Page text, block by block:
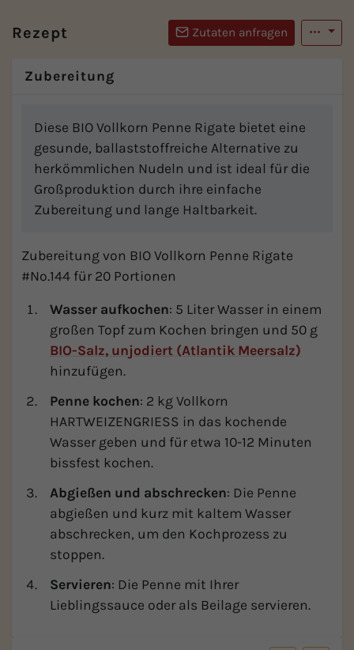
Rezept Zutaten anfragen
Zubereitung
Diese BIO Vollkorn Penne Rigate bietet eine
gesunde, ballaststoffreiche Alternative zu
herkömmlichen Nudeln und ist ideal für die
Großproduktion durch ihre einfache
Zubereitung und lange Haltbarkeit.
Zubereitung von BIO Vollkorn Penne Rigate
#No.144 für 20 Portionen
Wasser aufkochen: 5 Liter Wasser in einem
großen Topf zum Kochen bringen und 50 g
BIO-Salz, unjodiert (Atlantik Meersalz)
hinzufügen.
Penne kochen: 2 kg Vollkorn
HARTWEIZENGRIESS in das kochende
Wasser geben und für etwa 10-12 Minuten
bissfest kochen.
Abgießen und abschrecken: Die Penne
abgießen und kurz mit kaltem Wasser
abschrecken, um den Kochprozess zu
stoppen.
Servieren: Die Penne mit Ihrer
Lieblingssauce oder als Beilage servieren.